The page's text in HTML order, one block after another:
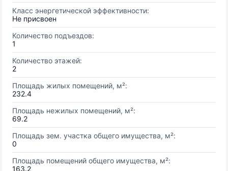
Класс энергетической эффективности:
Не присвоен
Количество подъездов:
1
Количество этажей:
2
Площадь жилых помещений, м²:
232.4
Площадь нежилых помещений, м²:
69.2
Площадь зем. участка общего имущества, м²:
0
Площадь помещений общего имущества, м²:
163.2